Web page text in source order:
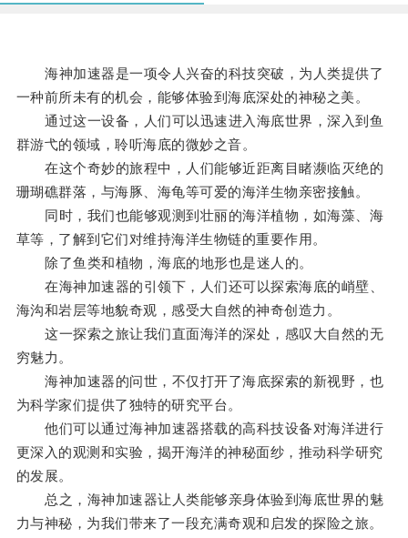
海神加速器是一项令人兴奋的科技突破，为人类提供了
一种前所未有的机会，能够体验到海底深处的神秘之美。
通过这一设备，人们可以迅速进入海底世界，深入到鱼
群游弋的领域，聆听海底的微妙之音。
在这个奇妙的旅程中，人们能够近距离目睹濒临灭绝的
珊瑚礁群落，与海豚、海龟等可爱的海洋生物亲密接触。
同时，我们也能够观测到壮丽的海洋植物，如海藻、海
草等，了解到它们对维持海洋生物链的重要作用。
除了鱼类和植物，海底的地形也是迷人的。
在海神加速器的引领下，人们还可以探索海底的峭壁、
海沟和岩层等地貌奇观，感受大自然的神奇创造力。
这一探索之旅让我们直面海洋的深处，感叹大自然的无
穷魅力。
海神加速器的问世，不仅打开了海底探索的新视野，也
为科学家们提供了独特的研究平台。
他们可以通过海神加速器搭载的高科技设备对海洋进行
更深入的观测和实验，揭开海洋的神秘面纱，推动科学研究
的发展。
总之，海神加速器让人类能够亲身体验到海底世界的魅
力与神秘，为我们带来了一段充满奇观和启发的探险之旅。